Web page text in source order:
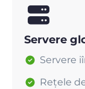
Servere
Servere
Rețele